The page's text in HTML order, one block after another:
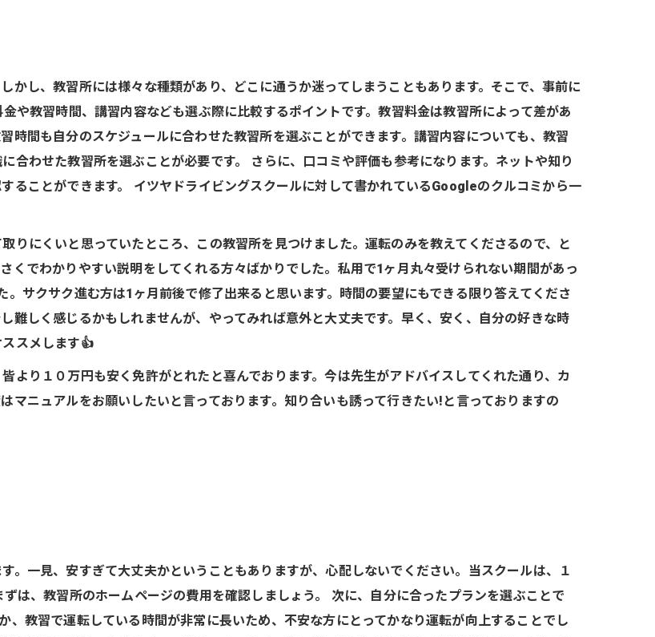
かし、教習所には様々な種類があり、どこに通うか迷ってしまうこともあります。そこで、事前に
や教習時間、講習内容なども選ぶ際に比較するポイントです。教習料金は教習所によって差があ
時間も自分のスケジュールに合わせた教習所を選ぶことができます。講習内容についても、教習
合わせた教習所を選ぶことが必要です。 さらに、口コミや評価も参考になります。ネットや知り
ることができます。 イツヤドライビングスクールに対して書かれているGoogleのクルコミから一
りにくいと思っていたところ、この教習所を見つけました。運転のみを教えてくださるので、と
くでわかりやすい説明をしてくれる方々ばかりでした。私用で1ヶ月丸々受けられない期間があっ
サクサク進む方は1ヶ月前後で修了出来ると思います。時間の要望にもできる限り答えてくださ
難しく感じるかもしれませんが、やってみれば意外と大丈夫です。早く、安く、自分の好きな時
スメします👍
より１０万円も安く免許がとれたと喜んでおります。今は先生がアドバイスしてくれた通り、カ
マニュアルをお願いしたいと言っております。知り合いも誘って行きたい!と言っておりますの
。一見、安すぎて大丈夫かということもありますが、心配しないでください。当スクールは、１
は、教習所のホームページの費用を確認しましょう。 次に、自分に合ったプランを選ぶことで
、教習で運転している時間が非常に長いため、不安な方にとってかなり運転が向上することでし